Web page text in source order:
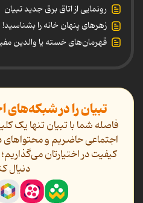
رونمایی از اتاق برق جدید تبیان
زهرهای پنهان خانه را بشناسید!
قهرمان‌های خسته یا والدین
تبیان را در شبکه‌های
فاصله شما با تبیان تنها
اجتماعی حاضریم و محتواهای
کیفیت در اختیارتان
دنیال